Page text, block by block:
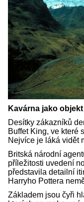
Kavárna jako
Desítky zákazníků
Buffet King, ve které
Nejvíce je láká vidět
Britská národní
příležitosti uvedení
představila detailní
Harryho Pottera
Základem jsou čyři